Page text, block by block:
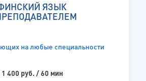
ЯЗЫК
на любые специальности
1 400 руб. / 60 мин